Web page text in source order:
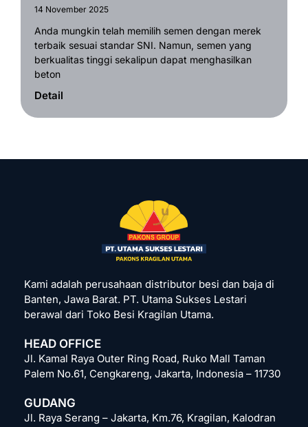
14 November 2025
Anda mungkin telah memilih semen dengan merek
terbaik sesuai standar SNI. Namun, semen yang
berkualitas tinggi sekalipun dapat menghasilkan
beton
Detail
Kami adalah perusahaan distributor besi dan baja di
Banten, Jawa Barat. PT. Utama Sukses Lestari
berawal dari Toko Besi Kragilan Utama.
HEAD OFFICE
Jl. Kamal Raya Outer Ring Road, Ruko Mall Taman
Palem No.61, Cengkareng, Jakarta, Indonesia – 11730
GUDANG
Jl. Raya Serang – Jakarta, Km.76, Kragilan, Kalodran